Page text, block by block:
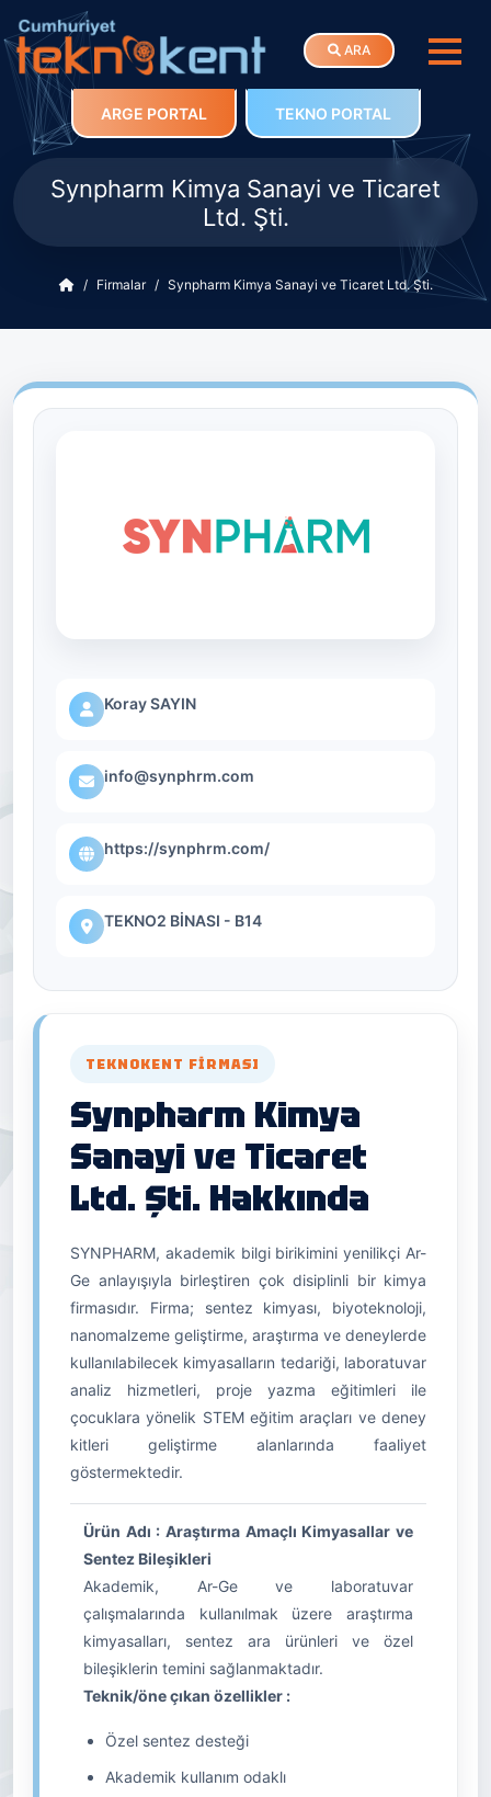
ARA
ARGE PORTAL TEKNO PORTAL
Synpharm Kimya Sanayi ve Ticaret
Ltd. Şti.
Firmalar Synpharm Kimya Sanayi ve Ticaret Ltd. Şti.
Koray SAYIN
info@synphrm.com
https://synphrm.com/
TEKNO2 BİNASI - B14
TEKNOKENT FIRMASI
Synpharm Kimya
Sanayi ve Ticaret
Ltd. Şti. Hakkında
SYNPHARM, akademik bilgi birikimini yenilikçi Ar-
Ge anlayışıyla birleştiren çok disiplinli bir kimya
firmasıdır. Firma; sentez kimyası, biyoteknoloji,
nanomalzeme geliştirme, araştırma ve deneylerde
kullanılabilecek kimyasalların tedariği, laboratuvar
analiz hizmetleri, proje yazma eğitimleri ile
çocuklara yönelik STEM eğitim araçları ve deney
kitleri geliştirme alanlarında faaliyet
göstermektedir.
Ürün Adı : Araştırma Amaçlı Kimyasallar ve
Sentez Bileşikleri
Akademik, Ar-Ge ve laboratuvar
çalışmalarında kullanılmak üzere araştırma
kimyasalları, sentez ara ürünleri ve özel
bileşiklerin temini sağlanmaktadır.
Teknik/öne çıkan özellikler :
Özel sentez desteği
Akademik kullanım odaklı